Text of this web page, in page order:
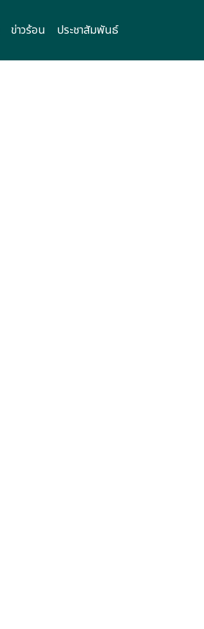
ข่าวร้อน ประชาสัมพันธ์